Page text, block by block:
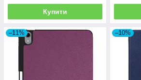
Купити
–11% –10%